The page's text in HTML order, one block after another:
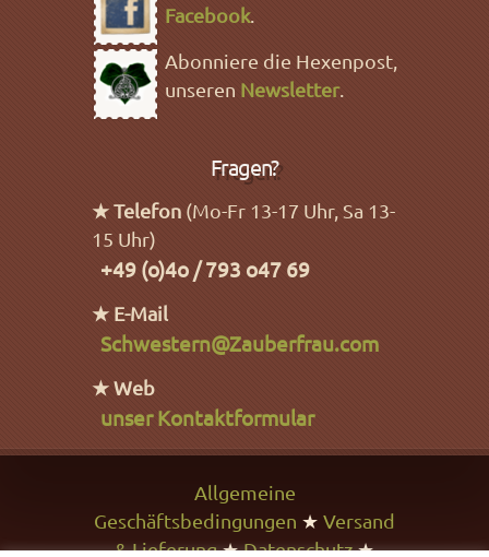
Facebook.
Abonniere die Hexenpost,
unseren Newsletter.
Fragen?
★ Telefon (Mo-Fr 13-17 Uhr, Sa 13-
15 Uhr)
+49 (o)4o / 793 o47 69
★ E-Mail
Schwestern@Zauberfrau.com
★ Web
unser Kontaktformular
Allgemeine
Geschäftsbedingungen ★ Versand
& Lieferung★Datenschutz★